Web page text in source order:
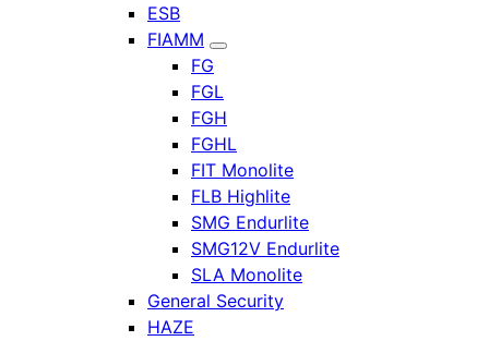
ESB
FIAMM
FG
FGL
FGH
FGHL
FIT Monolite
FLB Highlite
SMG Endurlite
SMG12V Endurlite
SLA Monolite
General Security
HAZE